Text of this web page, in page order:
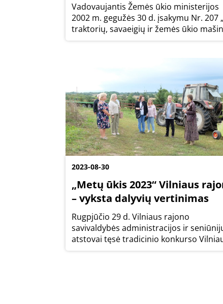
Vadovaujantis Žemės ūkio ministerijos
2002 m. gegužės 30 d. įsakymu Nr. 207
traktorių, savaeigių ir žemės ūkio
bei jų priekabų techninės apžiūros
2023-08-30
„Metų ūkis 2023“ Vilniaus
– vyksta dalyvių vertinimas
Rugpjūčio 29 d. Vilniaus rajono
savivaldybės administracijos ir
atstovai tęsė tradicinio konkurso
rajono metų ūkis 2023 dalyvių